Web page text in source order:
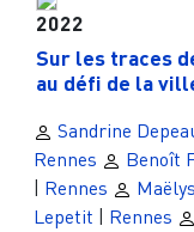
2022
Sur les traces
au défi de la
Sandrine
Rennes
Benoît
Rennes
Lepetit
Rennes